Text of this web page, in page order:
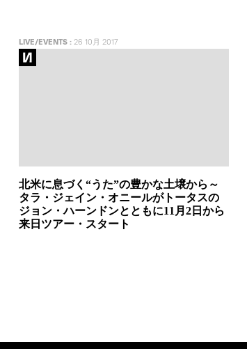
LIVE/EVENTS:26 10月 2017
北米に息づく“うた”の豊かな土壌から～
タラ・ジェイン・オニールがトータスの
ジョン・ハーンドンとともに11月2日から
来日ツアー・スタート